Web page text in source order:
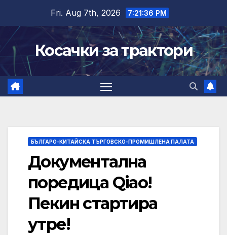
content
Fri. Aug 7th, 2026 7:21:37 PM
Косачки за трактори
БЪЛГАРО-КИТАЙСКА ТЪРГОВСКО-ПРОМИШЛЕНА ПАЛАТА
Документална
поредица Qiao!
Пекин стартира
утре!